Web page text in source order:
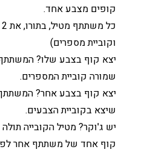
קופים מצבע אחד.
וקוביית מספרים)
יצא קוף בצבע שלו?
שמורה קוביית המספרים.
יצא קוף בצבע אחר?
שיצא בקוביית הצבעים.
יש ג'וקר? מטיל הקובייה
קוף אחד של משתתף אחר